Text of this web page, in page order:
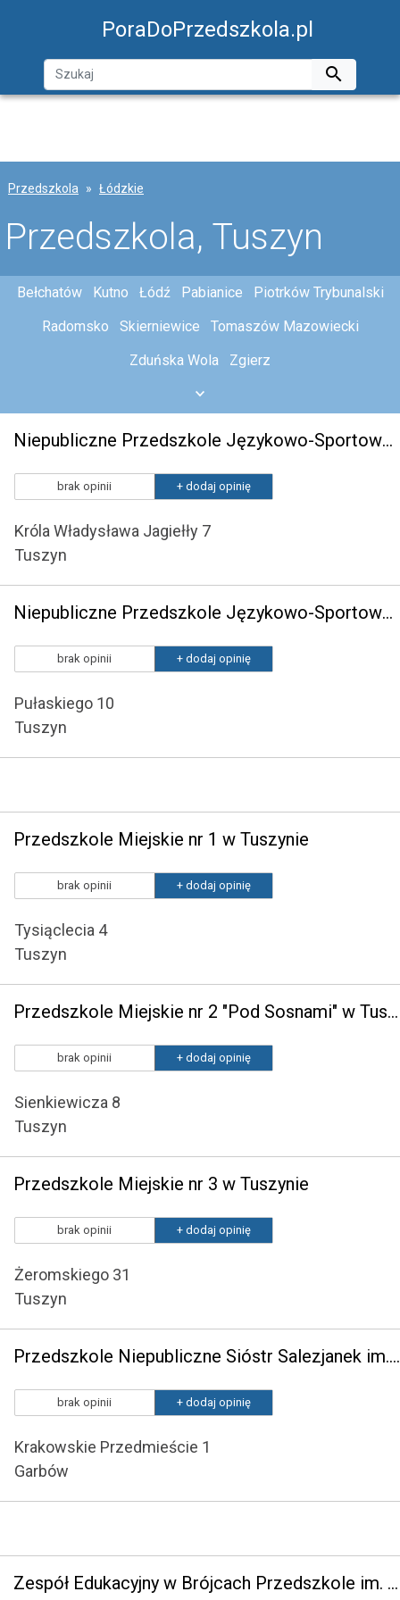
PoraDoPrzedszkola.pl

Przedszkola Łódzkie
Przedszkola, Tuszyn
Bełchatów Kutno Łódź Pabianice
Piotrków Trybunalski
Radomsko
Skierniewice
Tomaszów Mazowiecki
Zduńska Wola
Zgierz
Niepubliczne Przedszkole Językowo-Sportowe "Winners" w Tuszynie
brak opinii + dodaj opinię
Króla Władysława Jagiełły 7
Tuszyn
Niepubliczne Przedszkole Językowo-Sportowe Winners i w Tuszynie
brak opinii + dodaj opinię
Pułaskiego 10
Tuszyn
Przedszkole Miejskie nr 1 w Tuszynie
brak opinii + dodaj opinię
Tysiąclecia 4
Tuszyn
Przedszkole Miejskie nr 2 "Pod Sosnami" w Tuszynie
brak opinii + dodaj opinię
Sienkiewicza 8
Tuszyn
Przedszkole Miejskie nr 3 w Tuszynie
brak opinii + dodaj opinię
Żeromskiego 31
Tuszyn
Przedszkole Niepubliczne Sióstr Salezjanek im. Laury Vicuna w Garbowie
brak opinii + dodaj opinię
Krakowskie Przedmieście 1
Garbów
Zespół Edukacyjny w Brójcach Przedszkole im. Janusza Korczaka w Brójcach